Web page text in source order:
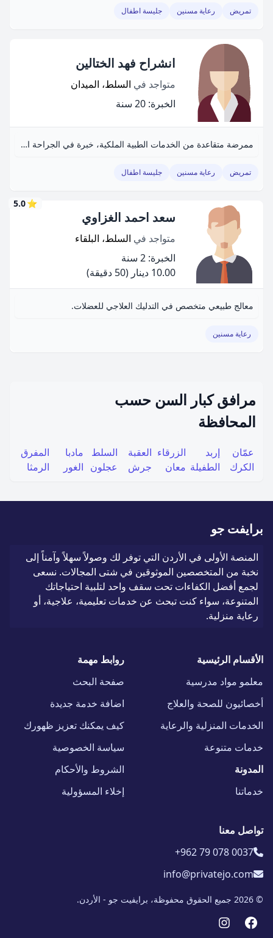
تمريض رعاية مسنين جليسة اطفال
انشراح فهد الختالين
متواجد في السلط، الميدان
الخبرة: 20 سنة
ممرضة متقاعدة من الخدمات الطبية الملكية، خبرة في الجراحة العامة والمسالك البولية والإسعاف.
تمريض رعاية مسنين جليسة اطفال
⭐
5.0
سعد احمد الغزاوي
متواجد في السلط، البلقاء
الخبرة: 2 سنة
10.00 دينار
(50 دقيقة)
معالج طبيعي متخصص في التدليك العلاجي للعضلات.
رعاية مسنين
مرافق كبار السن حسب
المحافظة
عمّان إربد الزرقاء العقبة السلط مادبا
المفرق
الكرك
الطفيلة معان جرش عجلون الغور الرمثا
برايفت جو
المنصة الأولى في الأردن التي توفر لك وصولاً سهلاً وآمناً إلى
نخبة من المتخصصين الموثوقين في شتى المجالات. نسعى
لجمع أفضل الكفاءات تحت سقف واحد لتلبية احتياجاتك
المتنوعة، سواء كنت تبحث عن خدمات تعليمية، علاجية، أو
رعاية منزلية.
الأقسام الرئيسية
معلمو مواد مدرسية
أخصائيون للصحة والعلاج
الخدمات المنزلية والرعاية
خدمات متنوعة
المدونة
خدماتنا
روابط مهمة
صفحة البحث
اضافة خدمة جديدة
كيف يمكنك تعزيز ظهورك
سياسة الخصوصية
الشروط والأحكام
إخلاء المسؤولية
تواصل معنا
+962 79 078 0037
info@privatejo.com
© 2026 جميع الحقوق محفوظة، برايفيت جو - الأردن.